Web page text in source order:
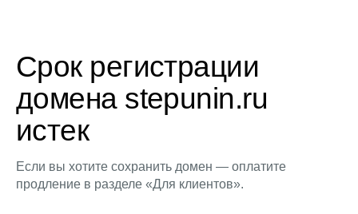
Срок регистрации
домена stepunin.ru
истек
Если вы хотите сохранить домен — оплатите
продление в разделе «Для клиентов».